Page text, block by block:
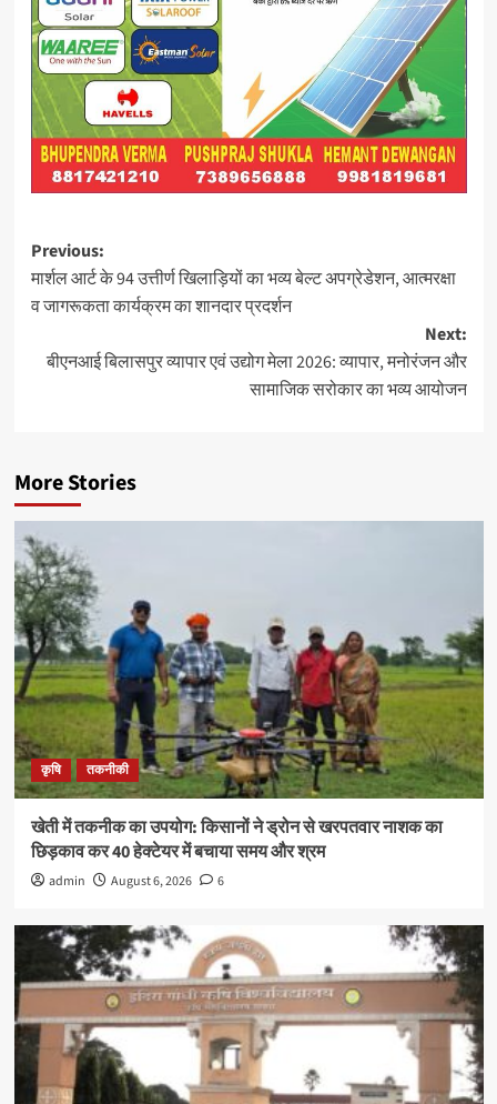
Post
navigation
Previous:
मार्शल आर्ट के 94 उत्तीर्ण खिलाड़ियों का भव्य बेल्ट अपग्रेडेशन, आत्मरक्षा
व जागरूकता कार्यक्रम का शानदार प्रदर्शन
Next:
बीएनआई बिलासपुर व्यापार एवं उद्योग मेला 2026: व्यापार, मनोरंजन और
सामाजिक सरोकार का भव्य आयोजन
More Stories
कृषि तकनीकी
खेती में तकनीक का उपयोग: किसानों ने ड्रोन से खरपतवार नाशक का
छिड़काव कर 40 हेक्टेयर में बचाया समय और श्रम
admin August 6, 2026 6